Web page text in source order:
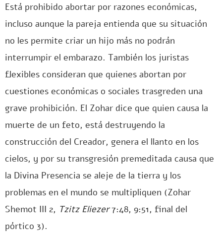
Está prohibido abortar por razones económicas,
incluso aunque la pareja entienda que su situación
no les permite criar un hijo más no podrán
interrumpir el embarazo. También los juristas
flexibles consideran que quienes abortan por
cuestiones económicas o sociales trasgreden una
grave prohibición. El Zohar dice que quien causa la
muerte de un feto, está destruyendo la
construcción del Creador, genera el llanto en los
cielos, y por su transgresión premeditada causa que
la Divina Presencia se aleje de la tierra y los
problemas en el mundo se multipliquen (Zohar
Shemot III 2, Tzitz Eliezer7:48, 9:51, final del
pórtico 3).